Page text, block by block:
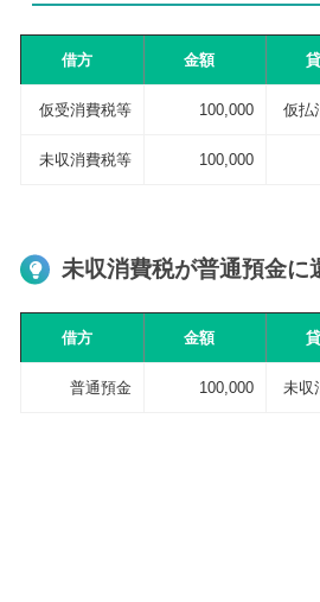
借方 金額
仮受消費税等 100,000 仮払
未収消費税等 100,000
未収消費税が普通預金に
借方 金額
普通預金 100,000 未収